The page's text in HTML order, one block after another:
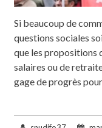
Si beaucoup de
questions sociales
que les propositions
salaires ou de
gage de progrès